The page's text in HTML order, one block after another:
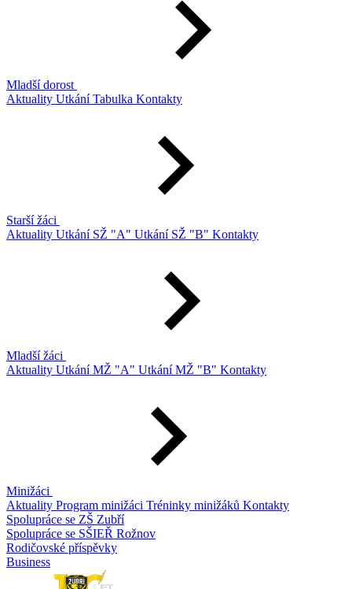
Mladší dorost
Aktuality UtkáníTabulka Kontakty
Starší žáci
Aktuality Utkání SŽ "A" Utkání SŽ "B" Kontakty
Mladší žáci
Aktuality Utkání MŽ "A" Utkání MŽ "B" Kontakty
Minižáci
Aktuality Program minižáci Tréninky minižáků Kontakty
Spolupráce se ZŠ Zubří
Spolupráce se SŠIEŘ Rožnov
Rodičovské příspěvky
Business